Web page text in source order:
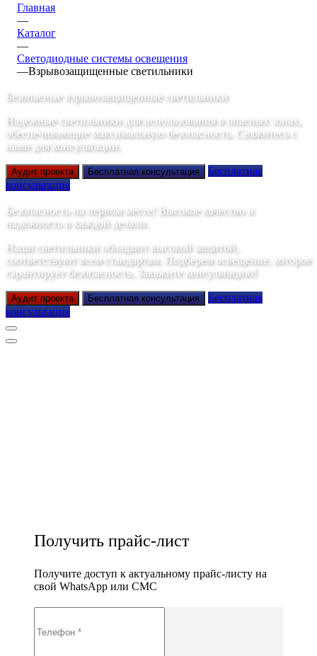
Главная
—
Каталог
—
Светодиодные системы освещения
—Взрывозащищенные светильники
Безопасные взрывозащищенные светильники
Надежные светильники для использования в опасных зонах,
обеспечивающие максимальную безопасность. Свяжитесь с
нами для консультации.
Аудит проекта Бесплатная консультация
Бесплатная
консультация
Безопасность на первом месте! Высокое качество и
надежность в каждой делали.
Наши светильники обладают высокой защитой,
соответствуют всем стандартам. Подберем освещение, которое
гарантирует безопасность. Закажите консультацию!
Аудит проекта Бесплатная консультация
Бесплатная
консультация
Получить прайс-лист
Получите доступ к актуальному прайс-листу на
свой WhatsApp или СМС